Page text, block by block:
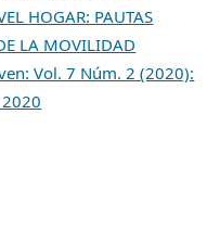
HOGAR: PAUTAS
LA MOVILIDAD
Vol. 7 Núm. 2 (2020):
2020